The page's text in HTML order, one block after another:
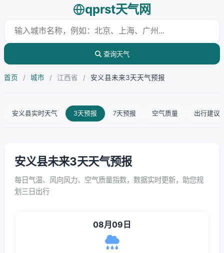
qprst天气网
查询天气
首页 / 城市 / 江西省 / 安义县未来3天天气预报
安义县实时天气 3天预报 7天预报 空气质量 出行建议
安义县未来3天天气预报
每日气温、风向风力、空气质量指数，数据实时更新，助您规
划三日出行
08月09日